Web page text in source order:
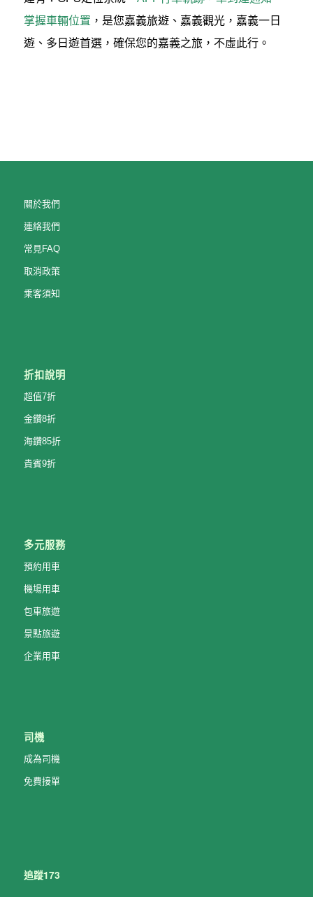
掌握車輛位置 ，是您嘉義旅遊、嘉義觀光，嘉義一日
遊、多日遊首選，確保您的嘉義之旅，不虛此行。
關於我們
連絡我們
常見FAQ
取消政策
乘客須知
折扣說明
超值7折
金鑽8折
海鑽85折
貴賓9折
多元服務
預約用車
機場用車
包車旅遊
景點旅遊
企業用車
司機
成為司機
免費接單
追蹤173